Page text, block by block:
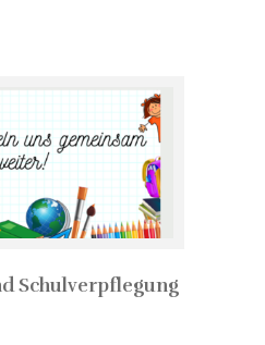
Schulverpflegung